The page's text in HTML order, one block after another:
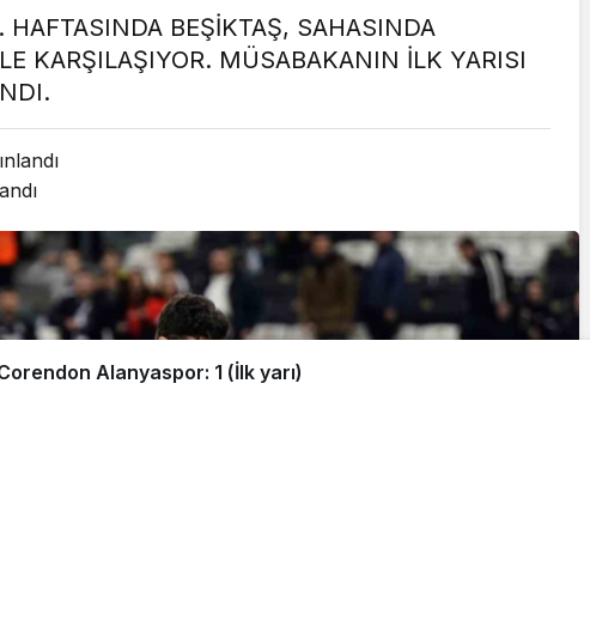
HAFTASINDA BEŞİKTAŞ, SAHASINDA
KARŞILAŞIYOR. MÜSABAKANIN İLK YARISI
Alanyaspor: 1 (İlk yarı)